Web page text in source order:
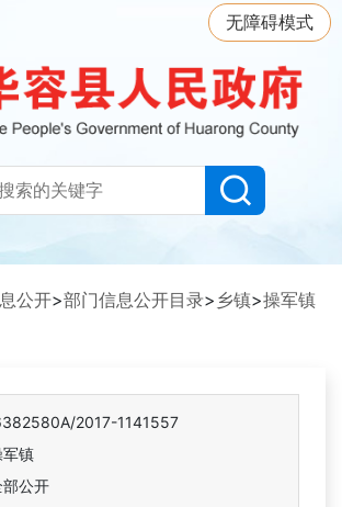
无障碍模式
公开>部门信息公开目录> 乡镇>操军镇
2017-1141557
军镇
公开